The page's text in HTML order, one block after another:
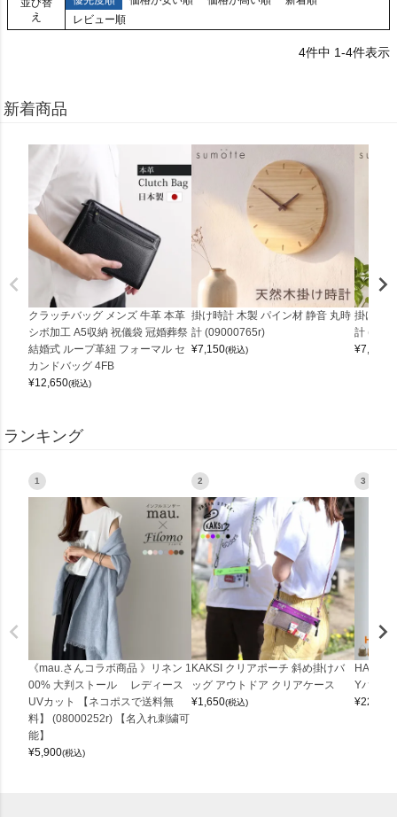
並び替
え
レビュー順
4件中 1-4件表示
新着商品
クラッチバッグ メンズ 牛革 本革
シボ加工 A5収納 祝儀袋 冠婚葬祭
結婚式 ループ革紐 フォーマル セ
カンドバッグ 4FB
¥12,650(税込)
掛け時計 木製 パイン材 静音 丸時
計 (09000765r)
¥7,150(税込)
掛け時
計
¥7,150
ランキング
1
《mau.さんコラボ商品 》リネン 1
00% 大判ストール レディース
UVカット 【ネコポスで送料無
料】 (08000252r) 【名入れ刺繍可
能】
¥5,900(税込)
2
KAKSI クリアポーチ 斜め掛けバ
ッグ アウトドア クリアケース
¥1,650(税込)
3
Yバッグ
¥22,000